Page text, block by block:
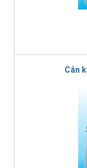
Cân